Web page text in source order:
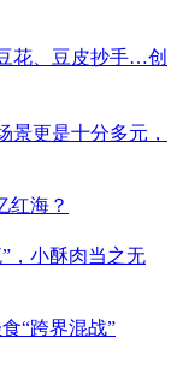
景更是十分多元，
，小酥肉当之无